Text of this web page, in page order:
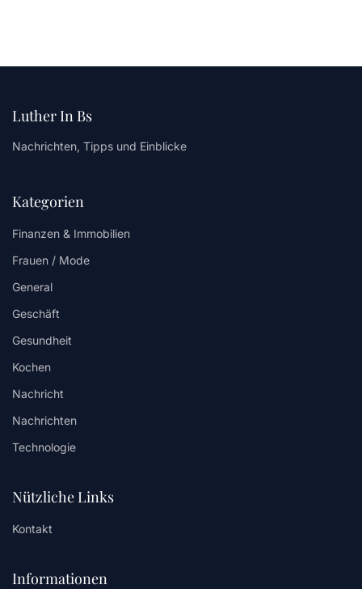
Luther In Bs
Nachrichten, Tipps und Einblicke
Kategorien
Finanzen & Immobilien
Frauen / Mode
General
Geschäft
Gesundheit
Kochen
Nachricht
Nachrichten
Technologie
Nützliche Links
Kontakt
Informationen